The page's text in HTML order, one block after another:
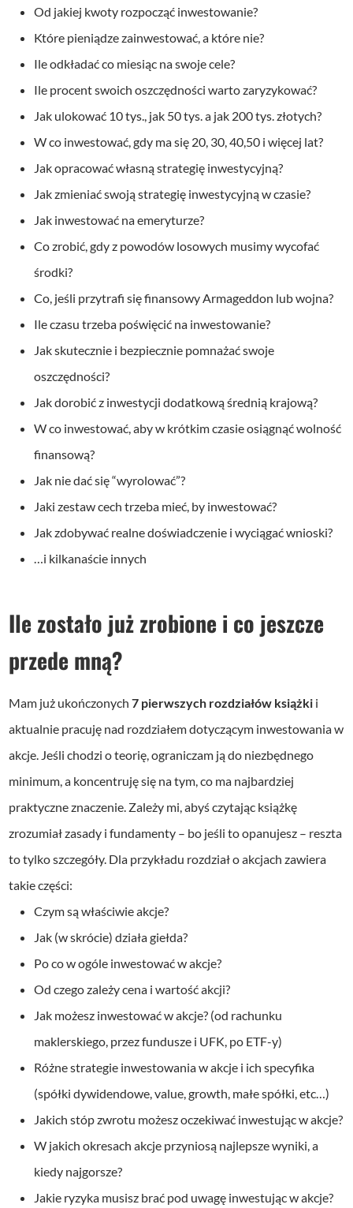
Od jakiej kwoty rozpocząć inwestowanie?
Które pieniądze zainwestować, a które nie?
Ile odkładać co miesiąc na swoje cele?
Ile procent swoich oszczędności warto zaryzykować?
Jak ulokować 10 tys., jak 50 tys. a jak 200 tys. złotych?
W co inwestować, gdy ma się 20, 30, 40,50 i więcej lat?
Jak opracować własną strategię inwestycyjną?
Jak zmieniać swoją strategię inwestycyjną w czasie?
Jak inwestować na emeryturze?
Co zrobić, gdy z powodów losowych musimy wycofać
środki?
Co, jeśli przytrafi się finansowy Armageddon lub wojna?
Ile czasu trzeba poświęcić na inwestowanie?
Jak skutecznie i bezpiecznie pomnażać swoje
oszczędności?
Jak dorobić z inwestycji dodatkową średnią krajową?
W co inwestować, aby w krótkim czasie osiągnąć wolność
finansową?
Jak nie dać się “wyrolować”?
Jaki zestaw cech trzeba mieć, by inwestować?
Jak zdobywać realne doświadczenie i wyciągać wnioski?
…i kilkanaście innych
Ile zostało już zrobione i co jeszcze
przede mną?
Mam już ukończonych7 pierwszych rozdziałów książki i
aktualnie pracuję nad rozdziałem dotyczącym inwestowania w
akcje. Jeśli chodzi o teorię, ograniczam ją do niezbędnego
minimum, a koncentruję się na tym, co ma najbardziej
praktyczne znaczenie. Zależy mi, abyś czytając książkę
zrozumiał zasady i fundamenty – bo jeśli to opanujesz – reszta
to tylko szczegóły. Dla przykładu rozdział o akcjach zawiera
takie części:
Czym są właściwie akcje?
Jak (w skrócie) działa giełda?
Po co w ogóle inwestować w akcje?
Od czego zależy cena i wartość akcji?
Jak możesz inwestować w akcje? (od rachunku
maklerskiego, przez fundusze i UFK, po ETF-y)
Różne strategie inwestowania w akcje i ich specyfika
(spółki dywidendowe, value, growth, małe spółki, etc…)
Jakich stóp zwrotu możesz oczekiwać inwestując w akcje?
W jakich okresach akcje przyniosą najlepsze wyniki, a
kiedy najgorsze?
Jakie ryzyka musisz brać pod uwagę inwestując w akcje?